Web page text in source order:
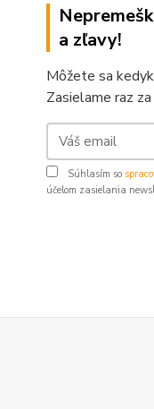
a zľavy!
Môžete sa
Zasielame raz
Súhlasím so
účelom zasielania